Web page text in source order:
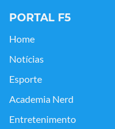
PORTAL F5
Home
Notícias
Esporte
Academia Nerd
Entretenimento